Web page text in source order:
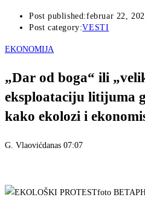
Post published:februar 22,
Post category:VESTI
EKONOMIJA
„Dar od boga“ ili
eksploataciju litijuma
kako ekolozi i
G. Vlaovićdanas 07:07
foto